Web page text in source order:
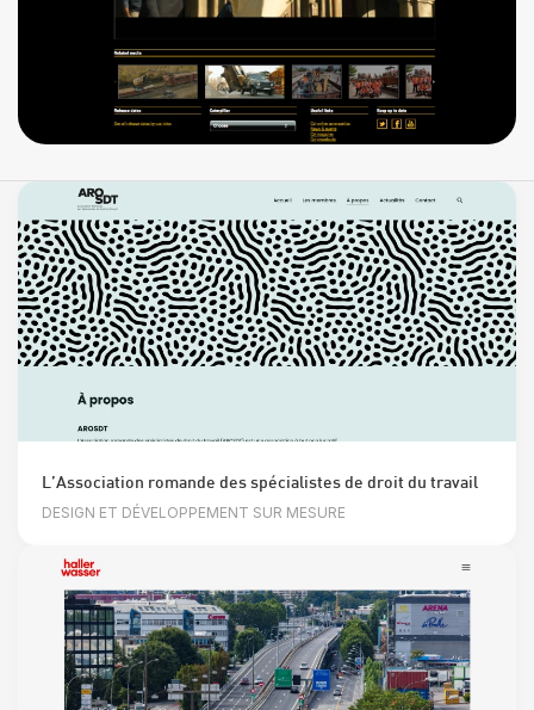
L’Association romande des spécialistes de droit du travail
DESIGN ET DÉVELOPPEMENT SUR MESURE